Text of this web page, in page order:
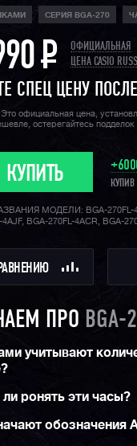
беспокоясь за
закаленное стекло и
условиях!
СЕРИЯ BGA-270
P
ОФИЦИАЛЬНАЯ
ЦЕНА CASIO
СПЕЦ ЦЕНУ ПОСЛЕ
официальная цена,
остерегайтесь
КУПИТЬ КУПИВ
МОДЕЛИ: BGA-270FL-
4AJF, BGA-270FL-4ACR, BGA-
ПРО BGA-
учитывают
ронять эти часы?
обозначения